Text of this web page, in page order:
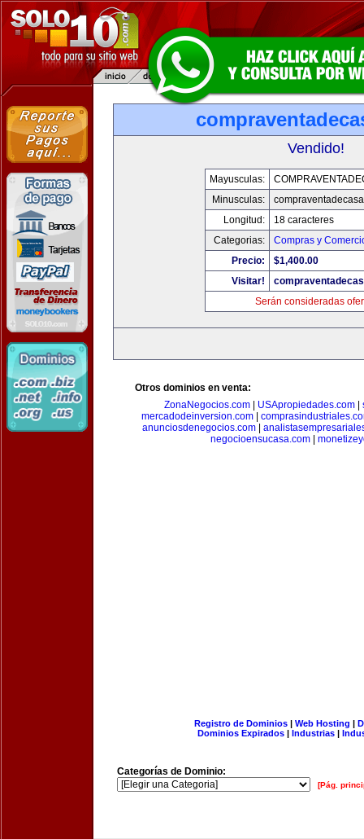
Vendido!
Mayusculas:
Minusculas:
Longitud:
18 caracteres
Categorias:
Compras y
Precio:
$1,400.00
Visitar!
Serán consideradas
Otros dominios en venta:
ZonaNegocios.com| USApropiedades.com|
mercadodeinversion.com
anunciosdenegocios.com|
negocioensucasa.com|
Registro de Dominios| Web Hosting |
Dominios Expirados | Industrias |
Categorías de Dominio:
[Pág.